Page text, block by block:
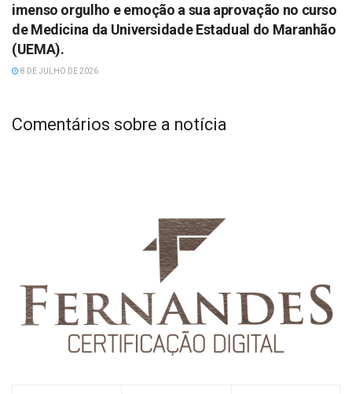
imenso orgulho e emoção a sua aprovação no curso
de Medicina da Universidade Estadual do Maranhão
(UEMA).
8 DE JULHO DE 2026
Comentários sobre a notícia